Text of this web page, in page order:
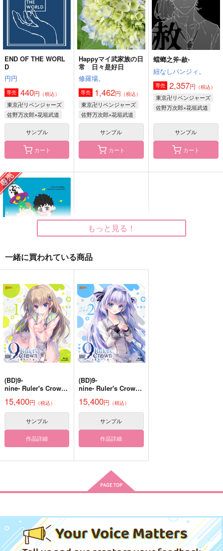
佐野万次郎×花垣武道
サンプル
作品詳細
佐野万次郎×花垣武道
サンプル
作品詳細
佐野万次郎×花垣武道
サンプル
作品詳細
永遠の明日
春時雨
1,320円（税込）
花垣武道×佐野万次郎
作品詳細
佐野万次郎×花垣武道
苺の誘惑
あきら商店
（税込）
花垣武道×佐野万次郎
ワームホール
雪國
（税込）
佐野万次郎×花垣武道
作品詳細
END OF THE WORL
D
円円
専売 440円 （税込）
東京卍リベンジャーズ
佐野万次郎×花垣武道
サンプル
カート
Happyマイ武家族の日
常 日々是好日
修羅場。
専売 1,462円 （税込）
東京卍リベンジャーズ
佐野万次郎×花垣武道
サンプル
カート
蟷螂之斧-赦-
紐なしバンジィ。
専売 2,357円 （税込）
東京卍リベンジャーズ
佐野万次郎×花垣武道
サンプル
カート
ZUON -
Because You Stayed-
shiro5o
セール中 専売
330円（税込）
東京卍リベンジャーズ
佐野万次郎×花垣武道
カート
もっと見る！
一緒に買われている商品
(BD)9-
nine- Ruler's Crown
15,400円 （税込）
サンプル
作品詳細
(BD)9-
nine- Ruler's Crown
15,400円 （税込）
サンプル
作品詳細